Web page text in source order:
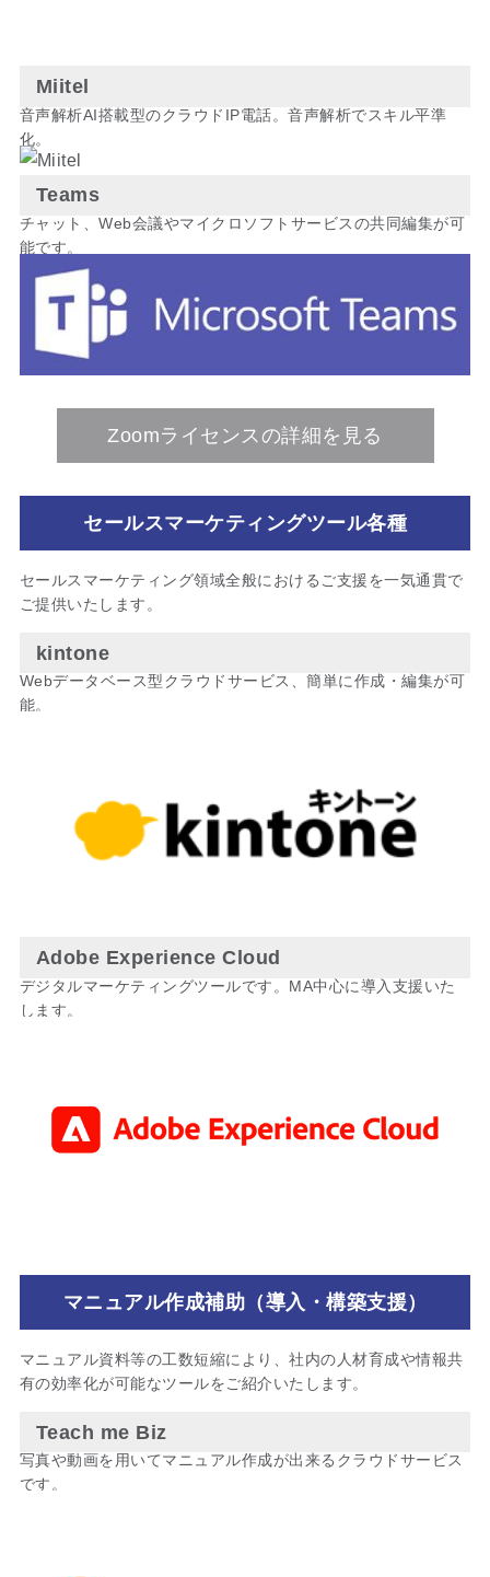
Miitel
音声解析AI搭載型のクラウドIP電話。音声解析でスキル平準
化。
Teams
チャット、Web会議やマイクロソフトサービスの共同編集が可
能です。
Zoomライセンスの詳細を見る
セールスマーケティングツール各種
セールスマーケティング領域全般におけるご支援を一気通貫で
ご提供いたします。
kintone
Webデータベース型クラウドサービス、簡単に作成・編集が可
能。
Adobe Experience Cloud
デジタルマーケティングツールです。MA中心に導入支援いた
します。
マニュアル作成補助（導入・構築支援）
マニュアル資料等の工数短縮により、社内の人材育成や情報共
有の効率化が可能なツールをご紹介いたします。
Teach me Biz
写真や動画を用いてマニュアル作成が出来るクラウドサービス
です。